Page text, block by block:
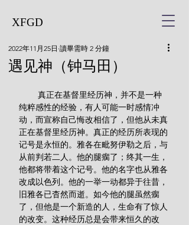
XFGD
遇见神（钟马田）
2022年11月25日 讀畢需時 2 分鐘
纯粹感性的经验，有人可能一时感情冲
动，而宣称自己悔改相信了，但他从未真
正在基督里经历神。真正的经历所表现的
记号是永恒的。雅各在毗努伊勒之后，与
从前判若二人。他的腿瘸了；终其一生，
他都将带着这个记号。他的名字也从雅各
改成以色列。他的一举一动都异于往昔，
旧雅各已杳然而逝。如今他的腿虽然瘸
了，但他是一个新造的人，生命有了惊人
的改变。这种经历总是会带来恒久的改